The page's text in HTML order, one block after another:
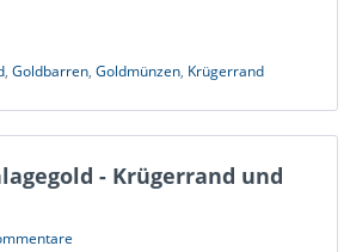
, Goldbarren, Goldmünzen, Krügerrand
- Krügerrand und